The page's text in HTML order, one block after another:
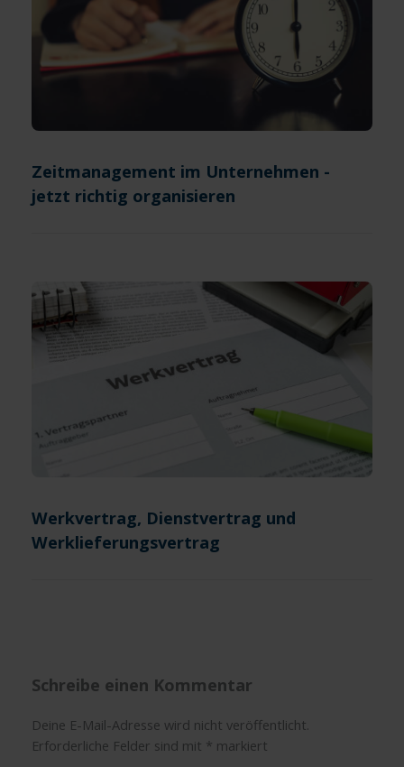
Zeitmanagement im Unternehmen -
jetzt richtig organisieren
Werkvertrag, Dienstvertrag und
Werklieferungsvertrag
Schreibe einen Kommentar
Deine E-Mail-Adresse wird nicht veröffentlicht.
Erforderliche Felder sind mit * markiert